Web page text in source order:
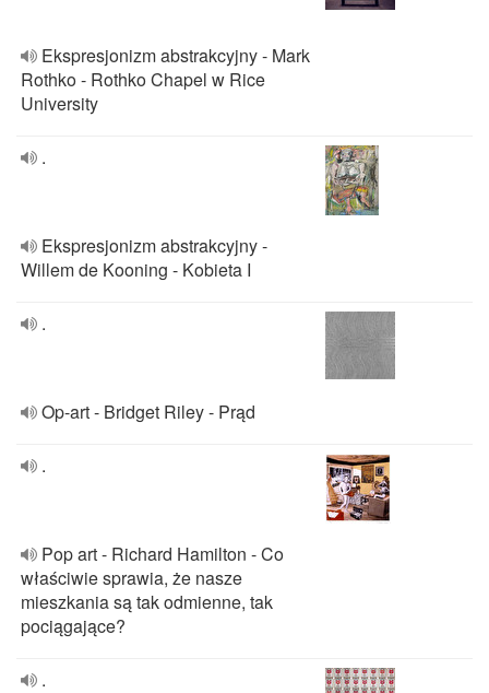
Ekspresjonizm abstrakcyjny - Mark
Rothko - Rothko Chapel w Rice
University
.
Ekspresjonizm abstrakcyjny -
Willem de Kooning - Kobieta I
.
Op-art - Bridget Riley - Prąd
.
Pop art - Richard Hamilton - Co
właściwie sprawia, że nasze
mieszkania są tak odmienne, tak
pociągające?
.